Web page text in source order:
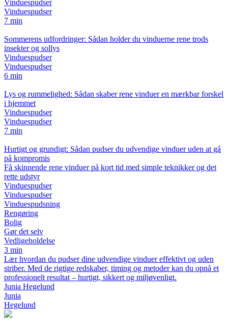
Vinduespudser
Vinduespudser
7 min
Sommerens udfordringer: Sådan holder du vinduerne rene trods
insekter og sollys
Vinduespudser
Vinduespudser
6 min
Lys og rummelighed: Sådan skaber rene vinduer en mærkbar forskel
i hjemmet
Vinduespudser
Vinduespudser
7 min
Hurtigt og grundigt: Sådan pudser du udvendige vinduer uden at gå
på kompromis
Få skinnende rene vinduer på kort tid med simple teknikker og det
rette udstyr
Vinduespudser
Vinduespudser
Vinduespudsning
Rengøring
Bolig
Gør det selv
Vedligeholdelse
3 min
Lær hvordan du pudser dine udvendige vinduer effektivt og uden
striber. Med de rigtige redskaber, timing og metoder kan du opnå et
professionelt resultat – hurtigt, sikkert og miljøvenligt.
Junia Hegelund
Junia
Hegelund